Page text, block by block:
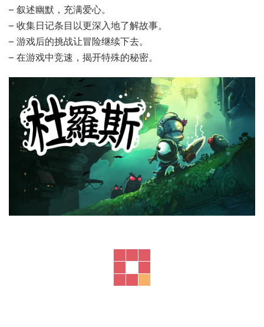
– 叙述幽默，充满爱心。
– 收集日记条目以更深入地了解故事。
– 游戏后的挑战让冒险继续下去。
– 在游戏中竞速，揭开特殊的秘密。